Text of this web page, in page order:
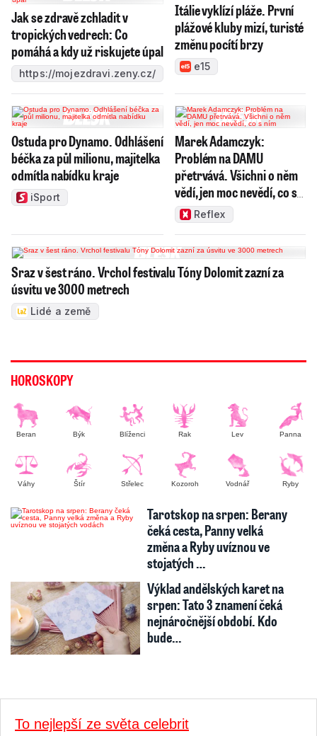
Jak se zdravě zchladit v
tropických vedrech: Co
pomáhá a kdy už riskujete úpal
https://mojezdravi.zeny.cz/
Itálie vyklízí pláže. První
plážové kluby mizí, turisté
změnu pocítí brzy
e15
Ostuda pro Dynamo. Odhlášení
béčka za půl milionu, majitelka
odmítla nabídku kraje
iSport
Marek Adamczyk:
Problém na DAMU
přetrvává. Všichni o něm
vědí, jen moc nevědí, co s
nímReflex
Sraz v šest ráno. Vrchol festivalu Tóny Dolomit zazní za
úsvitu ve 3000 metrech
Lidé a země
HOROSKOPY
Beran Býk Blíženci Rak Lev Panna
Váhy Štír Střelec Kozoroh Vodnář Ryby
Tarotskop na srpen: Berany
čeká cesta, Panny velká
změna a Ryby uvíznou ve
stojatých …
Výklad andělských karet na
srpen: Tato 3 znamení čeká
nejnáročnější období. Kdo
bude…
To nejlepší ze světa celebrit